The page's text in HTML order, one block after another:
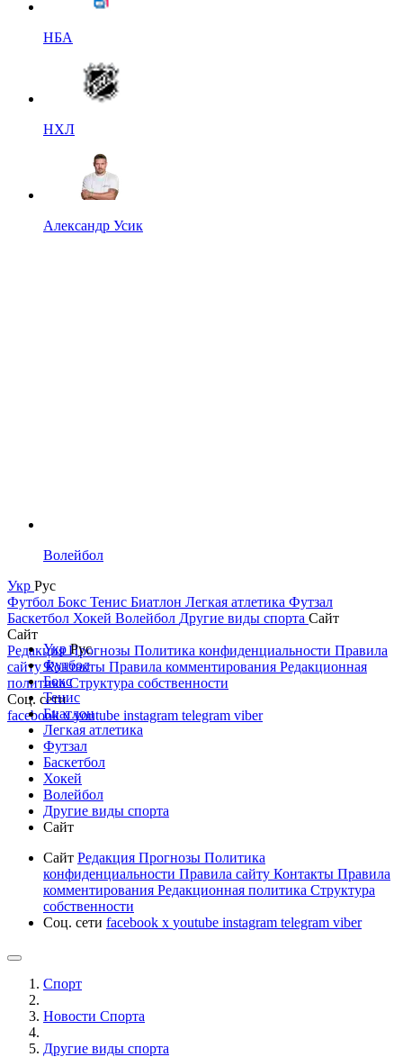
НБА
НХЛ
Александр Усик
Волейбол
Укр Рус
Футбол Бокс Тенис Биатлон Легкая атлетика Футзал
Баскетбол Хокей Волейбол Другие виды спорта Сайт
Сайт
РедакцияПрогнозы Политика конфиденциальности Правила
сайтуКонтакты Правила комментирования Редакционная
политикаСтруктура собственности
Соц. сети
facebookxyoutube instagram telegram viber
УкрРус
Футбол
Бокс
Тенис
Биатлон
Легкая атлетика
Футзал
Баскетбол
Хокей
Волейбол
Другие виды спорта
Сайт
Сайт Редакция Прогнозы Политика
конфиденциальности Правила сайту Контакты Правила
комментирования Редакционная политика Структура
собственности
Соц. сети facebook x youtube instagram telegram viber
Спорт
Новости Cпорта
Другие виды спорта